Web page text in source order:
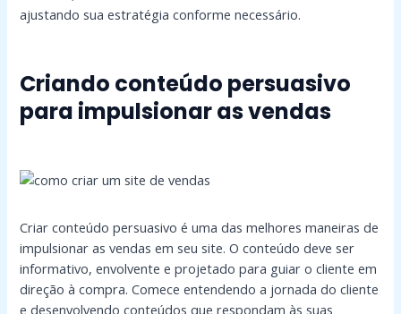
ajustando sua estratégia conforme necessário.
Criando conteúdo persuasivo
para impulsionar as vendas
Criar conteúdo persuasivo é uma das melhores maneiras de
impulsionar as vendas em seu site. O conteúdo deve ser
informativo, envolvente e projetado para guiar o cliente em
direção à compra. Comece entendendo a jornada do cliente
e desenvolvendo conteúdos que respondam às suas